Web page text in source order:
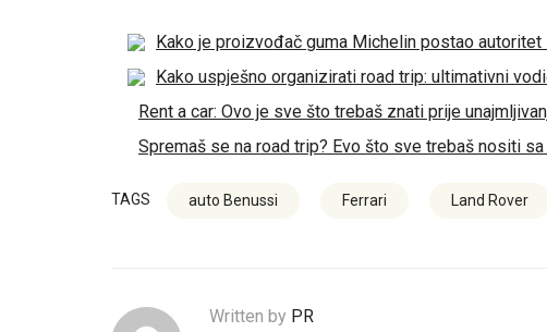
Kako je proizvođač guma Michelin postao autoritet
Kako uspješno organizirati road trip: ultimativni
Rent a car: Ovo je sve što trebaš znati prije
Spremaš se na road trip? Evo što sve trebaš nositi
TAGS auto Benussi Ferrari Land Rover
Written by PR